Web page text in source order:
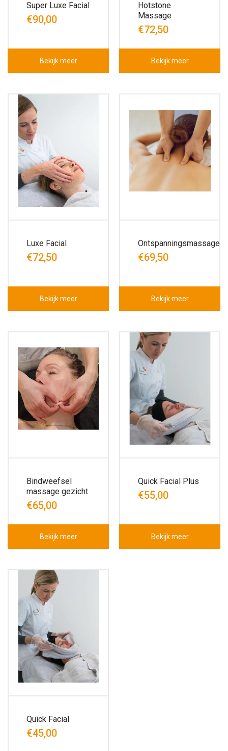
Super Luxe Facial
€90,00
Bekijk meer
Hotstone
Massage
€72,50
Bekijk meer
Luxe Facial
€72,50
Bekijk meer
Ontspanningsmassage
€69,50
Bekijk meer
Bindweefsel
massage gezicht
€65,00
Bekijk meer
Quick Facial Plus
€55,00
Bekijk meer
Quick Facial
€45,00